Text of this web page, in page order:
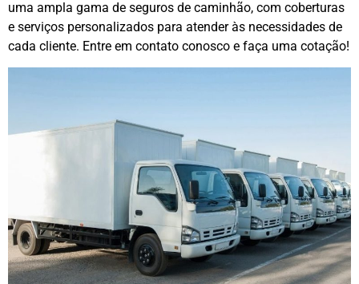
uma ampla gama de seguros de caminhão, com coberturas
e serviços personalizados para atender às necessidades de
cada cliente. Entre em contato conosco e faça uma cotação!